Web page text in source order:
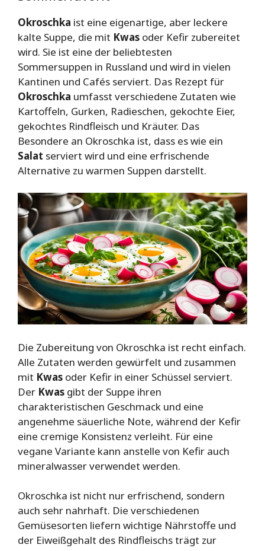
Okroschka ist eine eigenartige, aber leckere
kalte Suppe, die mit Kwas oder Kefir zubereitet
wird. Sie ist eine der beliebtesten
Sommersuppen in Russland und wird in vielen
Kantinen und Cafés serviert. Das Rezept für
Okroschka umfasst verschiedene Zutaten wie
Kartoffeln, Gurken, Radieschen, gekochte Eier,
gekochtes Rindfleisch und Kräuter. Das
Besondere an Okroschka ist, dass es wie ein
Salat serviert wird und eine erfrischende
Alternative zu warmen Suppen darstellt.
Die Zubereitung von Okroschka ist recht einfach.
Alle Zutaten werden gewürfelt und zusammen
mit Kwas oder Kefir in einer Schüssel serviert.
Der Kwas gibt der Suppe ihren
charakteristischen Geschmack und eine
angenehme säuerliche Note, während der Kefir
eine cremige Konsistenz verleiht. Für eine
vegane Variante kann anstelle von Kefir auch
mineralwasser verwendet werden.
Okroschka ist nicht nur erfrischend, sondern
auch sehr nahrhaft. Die verschiedenen
Gemüsesorten liefern wichtige Nährstoffe und
der Eiweißgehalt des Rindfleischs trägt zur